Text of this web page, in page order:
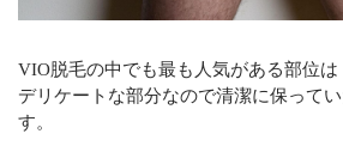
VIO脱毛の中でも最も人気がある部位は
デリケートな部分なので清潔に保って
す。